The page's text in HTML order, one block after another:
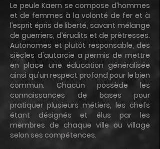
Le peule Kaern se compose d’hommes
et de femmes à la volonté de fer et à
l’esprit épris de liberté, savant mélange
de guerriers, d’érudits et de prêtresses.
Autonomes et plutôt responsable, des
siècles d'autarcie a permis de mettre
en place une éducation généralisée
ainsi qu'un respect profond pour le bien
commun. Chacun possède les
connaissances de bases pour
pratiquer plusieurs métiers, les chefs
étant désignés et élus par les
membres de chaque ville ou village
selon ses compétences.